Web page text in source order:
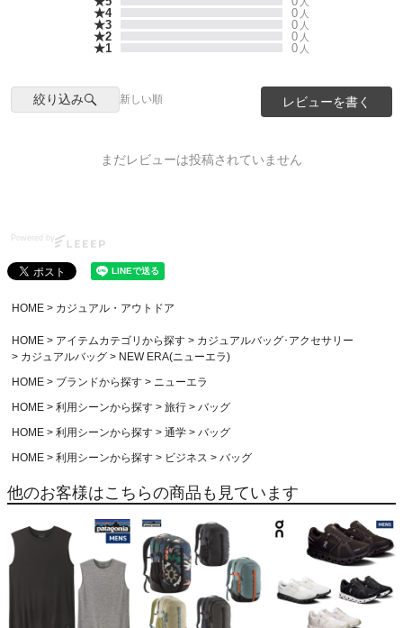
★4 0 人
★3 0 人
★2 0 人
★1 0 人
絞り込み 新しい順 レビューを書く
まだレビューは投稿されていません
Powered by
HOME カジュアル・アウトドア
HOME アイテムカテゴリから探す
カジュアルバッグ･アクセサリー
カジュアルバッグ
NEW ERA(ニューエラ)
HOME
ブランドから探す
ニューエラ
HOME
利用シーンから探す 旅行
バッグ
HOME
利用シーンから探す 通学
バッグ
HOME
利用シーンから探す ビジネス バッグ
他のお客様はこちらの商品も見ています